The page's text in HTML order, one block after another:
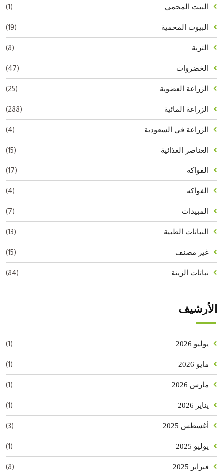
البيت المحمي (1)
البيوت المحمية (19)
التربة (8)
الخضروات (47)
الزراعة العضوية (25)
الزراعة المائية (288)
الزراعة في السعودية (4)
العناصر الغذائية (15)
الفواكه (17)
الفواكه (4)
المبيدات (7)
النباتات الطبية (13)
غير مصنف (15)
نباتات الزينة (84)
الأرشيف
يوليو 2026 (1)
مايو 2026 (1)
مارس 2026 (1)
يناير 2026 (1)
أغسطس 2025 (3)
يوليو 2025 (1)
فبراير 2025 (8)